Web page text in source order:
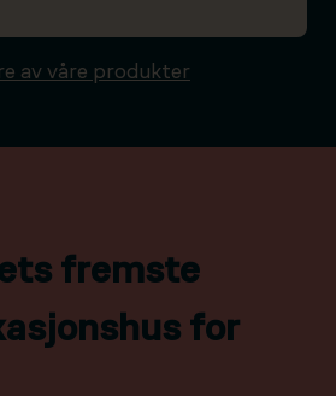
av våre produkter
fremste
for